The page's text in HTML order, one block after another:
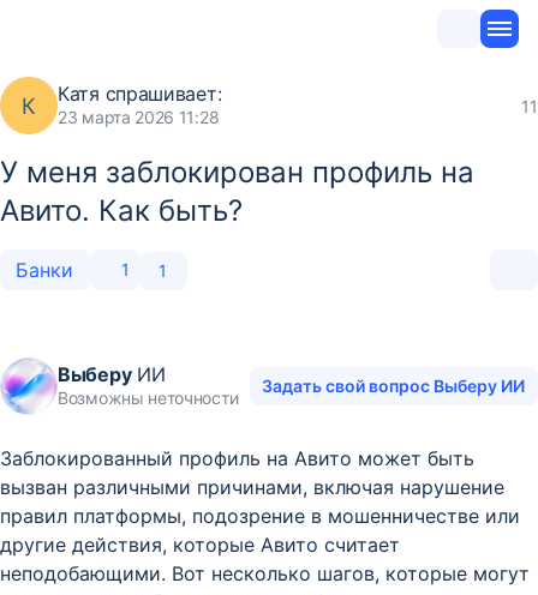
К Катя спрашивает:
23 марта 2026 11:28
11
У меня заблокирован профиль на
Авито. Как быть?
Банки 1 1
ВыберуИИ
Возможны неточности
Задать свой вопрос Выберу ИИ
Заблокированный профиль на Авито может быть
вызван различными причинами, включая нарушение
правил платформы, подозрение в мошенничестве или
другие действия, которые Авито считает
неподобающими. Вот несколько шагов, которые могут